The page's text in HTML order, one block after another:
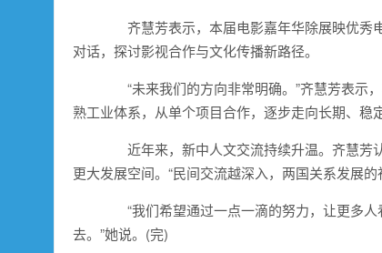
齐慧芳表示，本届电影嘉年华除展映优秀
对话，探讨影视合作与文化传播新路径。
“未来我们的方向非常明确。”齐慧芳表示
熟工业体系，从单个项目合作，逐步走向长期、稳
近年来，新中人文交流持续升温。齐慧芳
更大发展空间。“民间交流越深入，两国关系发展
“我们希望通过一点一滴的努力，让更多人
去。”她说。(完)